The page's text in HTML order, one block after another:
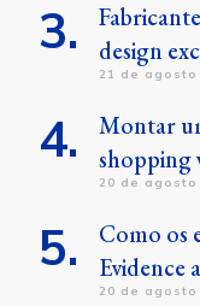
design
21 de agosto
Montar
shopping
20 de agosto
Como os
Evidence
20 de agosto